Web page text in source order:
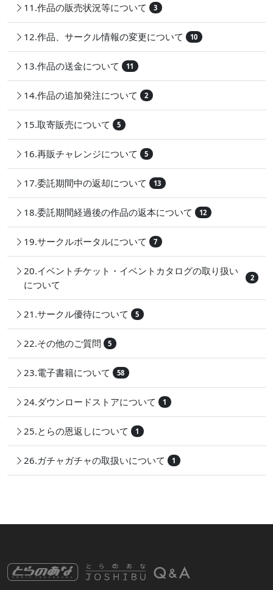
11.作品の販売状況等について 3
12.作品、サークル情報の変更について 10
13.作品の送金について 11
14.作品の追加発注について 2
15.取寄販売について 5
16.再販チャレンジについて 5
17.委託期間中の返却について 13
18.委託期間経過後の作品の返本について 12
19.サークルポータルについて 7
20.イベントチケット・イベントカタログの取り扱い
について
2
21.サークル優待について 5
22.その他のご質問 5
23.電子書籍について 58
24.ダウンロードストアについて 1
25.とらの恩返しについて 1
26.ガチャガチャの取扱いについて 1